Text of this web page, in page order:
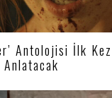
Antolojisi İlk